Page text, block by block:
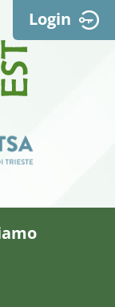
Login